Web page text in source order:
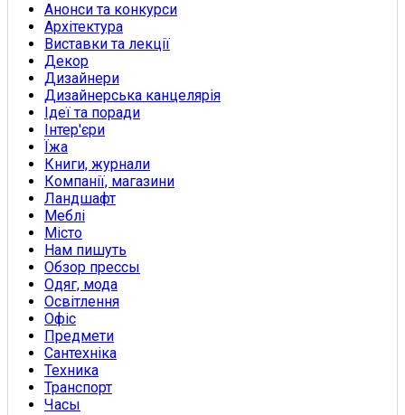
Анонси та конкурси
Архітектура
Виставки та лекції
Декор
Дизайнери
Дизайнерська канцелярія
Ідеї та поради
Інтер'єри
Їжа
Книги, журнали
Компанії, магазини
Ландшафт
Меблі
Місто
Нам пишуть
Обзор прессы
Одяг, мода
Освітлення
Офіс
Предмети
Сантехніка
Техника
Транспорт
Часы